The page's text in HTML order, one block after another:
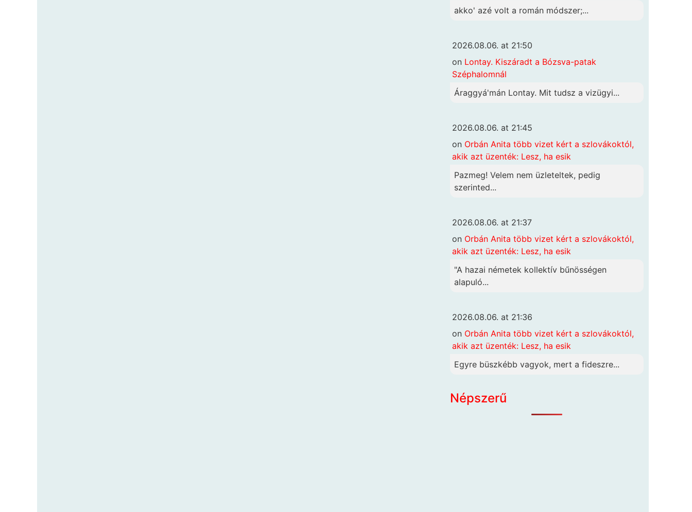
akko' azé volt a román módszer;...
2026.08.06. at 21:50
on Lontay. Kiszáradt a Bózsva-patak
Széphalomnál
Áraggyá'mán Lontay. Mit tudsz a vizügyi...
2026.08.06. at 21:45
on Orbán Anita több vizet kért a szlovákoktól,
akik azt üzenték: Lesz, ha esik
Pazmeg! Velem nem üzleteltek, pedig
szerinted...
2026.08.06. at 21:37
on Orbán Anita több vizet kért a szlovákoktól,
akik azt üzenték: Lesz, ha esik
"A hazai németek kollektív bűnösségen
alapuló...
2026.08.06. at 21:36
on Orbán Anita több vizet kért a szlovákoktól,
akik azt üzenték: Lesz, ha esik
Egyre büszkébb vagyok, mert a fideszre...
Népszerű